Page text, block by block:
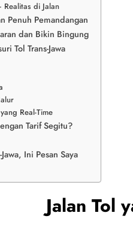
Realitas di Jalan
Penuh Pemandangan
dan Bikin Bingung
Tol Trans-Jawa
Real-Time
Tarif Segitu?
Ini Pesan Saya
Jalan Tol